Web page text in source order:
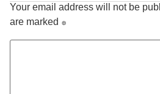
Your email address will not be
are marked *